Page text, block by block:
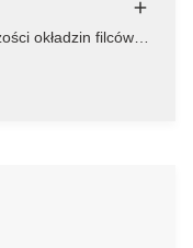
okładzin filców i